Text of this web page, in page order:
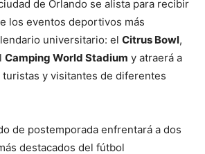
de Orlando se alista para recibir
los eventos deportivos más
universitario: el Citrus Bowl,
Camping World Stadium y atraerá a
turistas y visitantes de diferentes
de postemporada enfrentará a dos
destacados del fútbol